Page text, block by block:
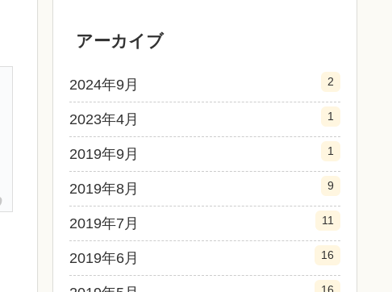
アーカイブ
2024年9月 2
2023年4月 1
2019年9月 1
2019年8月 9
2019年7月 11
2019年6月 16